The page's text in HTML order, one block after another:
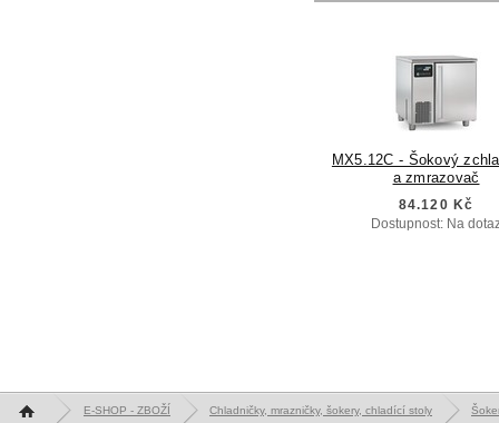
MX5.12C - Šokový
a zmrazovač
84.120 Kč
Dostupnost: Na
Hlavní stránka E-SHOP - ZBOŽÍ Chladničky, mrazničky, šokery, chladící stoly